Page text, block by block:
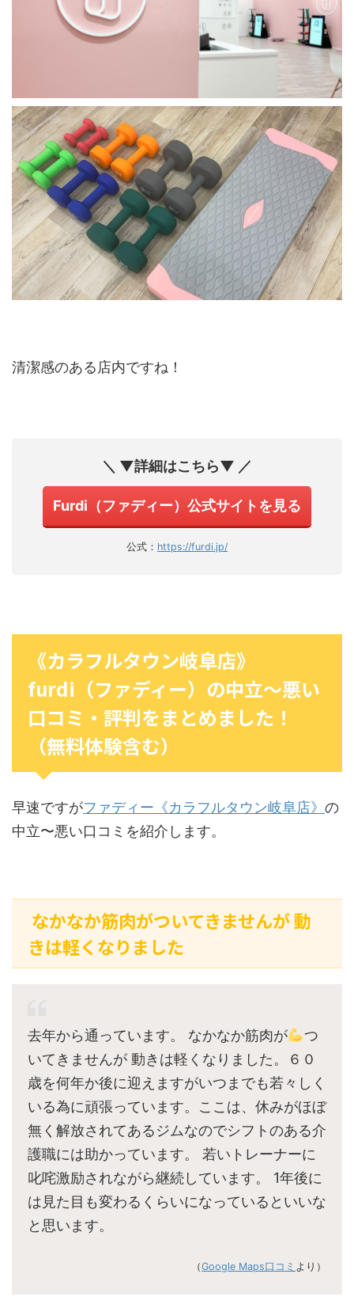
清潔感のある店内ですね！
＼ ▼詳細はこちら▼ ／
Furdi（ファディー）公式サイトを見る
公式： https://furdi.jp/
《カラフルタウン岐阜店》
furdi（ファディー）の中立〜悪い
口コミ・評判をまとめました！
（無料体験含む）
早速ですがファディー《カラフルタウン岐阜店》 の
中立〜悪い口コミを紹介します。
なかなか筋肉がついてきませんが 動
きは軽くなりました
去年から通っています。 なかなか筋肉が
つ
いてきませんが 動きは軽くなりました。６０
歳を何年か後に迎えますがいつまでも若々しく
いる為に頑張っています。ここは、休みがほぼ
無く解放されてあるジムなのでシフトのある介
護職には助かっています。 若いトレーナーに
叱咤激励されながら継続しています。 1年後に
は見た目も変わるくらいになっているといいな
と思います。
（Google Maps口コミ より）